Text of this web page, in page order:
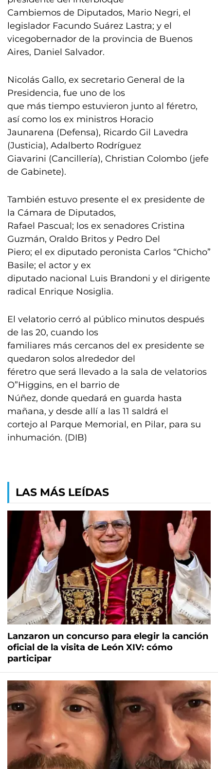
Cambiemos de Diputados, Mario Negri, el
legislador Facundo Suárez Lastra; y el
vicegobernador de la provincia de Buenos
Aires, Daniel Salvador.
Nicolás Gallo, ex secretario General de la
Presidencia, fue uno de los
que más tiempo estuvieron junto al féretro,
así como los ex ministros Horacio
Jaunarena (Defensa), Ricardo Gil Lavedra
(Justicia), Adalberto Rodríguez
Giavarini (Cancillería), Christian Colombo (jefe
de Gabinete).
También estuvo presente el ex presidente de
la Cámara de Diputados,
Rafael Pascual; los ex senadores Cristina
Guzmán, Oraldo Britos y Pedro Del
Piero; el ex diputado peronista Carlos “Chicho”
Basile; el actor y ex
diputado nacional Luis Brandoni y el dirigente
radical Enrique Nosiglia.
El velatorio cerró al público minutos después
de las 20, cuando los
familiares más cercanos del ex presidente se
quedaron solos alrededor del
féretro que será llevado a la sala de velatorios
O”Higgins, en el barrio de
Núñez, donde quedará en guarda hasta
mañana, y desde allí a las 11 saldrá el
cortejo al Parque Memorial, en Pilar, para su
inhumación. (DIB)
LAS MÁS LEÍDAS
Lanzaron un concurso para elegir la canción
oficial de la visita de León XIV: cómo
participar